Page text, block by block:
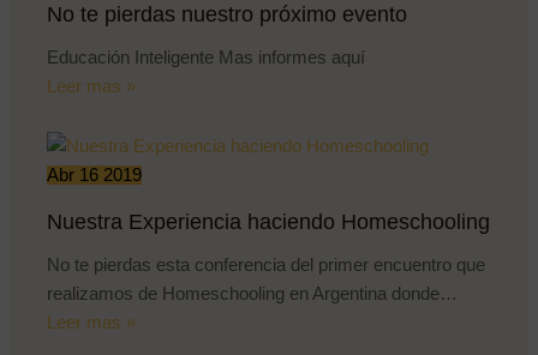
No te pierdas nuestro próximo evento
Educación Inteligente Mas informes aquí
Leer mas »
Abr 16 2019
Nuestra Experiencia haciendo Homeschooling
No te pierdas esta conferencia del primer encuentro que
realizamos de Homeschooling en Argentina donde…
Leer mas »